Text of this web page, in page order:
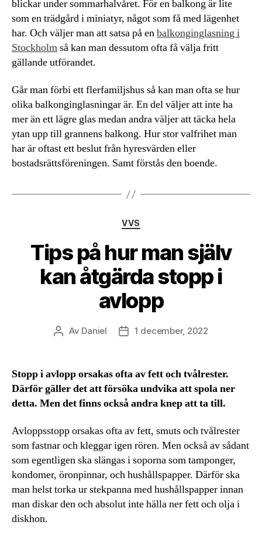
blickar under sommarhalvåret. För en balkong är lite
som en trädgård i miniatyr, något som få med lägenhet
har. Och väljer man att satsa på enbalkonginglasning i
Stockholmså kan man dessutom ofta få välja fritt
gällande utförandet.
Går man förbi ett flerfamiljshus så kan man ofta se hur
olika balkonginglasningar är. En del väljer att inte ha
mer än ett lägre glas medan andra väljer att täcka hela
ytan upp till grannens balkong. Hur stor valfrihet man
har är oftast ett beslut från hyresvärden eller
bostadsrättsföreningen. Samt förstås den boende.
Kategorier
VVS
Tips på hur man själv
kan åtgärda stopp i
avlopp
Inläggsförfattare
Av Daniel Inläggsdatum
1 december, 2022
Stopp i avlopp orsakas ofta av fett och tvålrester.
Därför gäller det att försöka undvika att spola ner
detta. Men det finns också andra knep att ta till.
Avloppsstopp orsakas ofta av fett, smuts och tvålrester
som fastnar och kleggar igen rören. Men också av sådant
som egentligen ska slängas i soporna som tamponger,
kondomer, öronpinnar, och hushållspapper. Därför ska
man helst torka ur stekpanna med hushållspapper innan
man diskar den och absolut inte hälla ner fett och olja i
diskhon.